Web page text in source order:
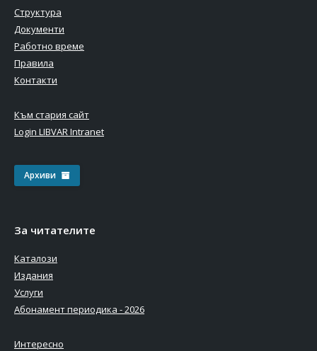
Структура
Документи
Работно време
Правила
Контакти
Към стария сайт
Login LIBVAR Intranet
Архиви
За читателите
Каталози
Издания
Услуги
Абонамент периодика - 2026
Интересно